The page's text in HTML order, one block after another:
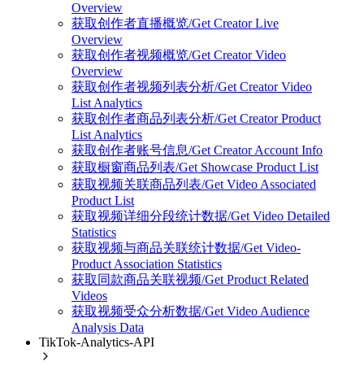
Overview
获取创作者直播概览/Get Creator Live
Overview
获取创作者视频概览/Get Creator Video
Overview
获取创作者视频列表分析/Get Creator Video
List Analytics
获取创作者商品列表分析/Get Creator Product
List Analytics
获取创作者账号信息/Get Creator Account Info
获取橱窗商品列表/Get Showcase Product List
获取视频关联商品列表/Get Video Associated
Product List
获取视频详细分段统计数据/Get Video Detailed
Statistics
获取视频与商品关联统计数据/Get Video-
Product Association Statistics
获取同款商品关联视频/Get Product Related
Videos
获取视频受众分析数据/Get Video Audience
Analysis Data
TikTok-Analytics-API